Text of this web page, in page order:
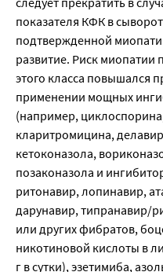
показателя КФК в
подтвержденной
развитие. Риск миопатии
этого класса повышался
применении мощных
(например,
кларитромицина,
кетоконазола,
позаконазола и
ритонавир, лопинавир,
дарунавир, типранавир/
или других фибратов,
никотиновой кислоты в
г в сутки), эзетимиба,